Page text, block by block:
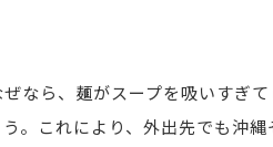
なら、麺がスープを吸いすぎ
。これにより、外出先でも沖縄